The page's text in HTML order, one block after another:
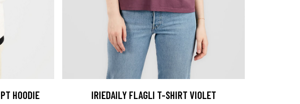
HOODIE
IRIEDAILY FLAGLI T-SHIRT VIOLET